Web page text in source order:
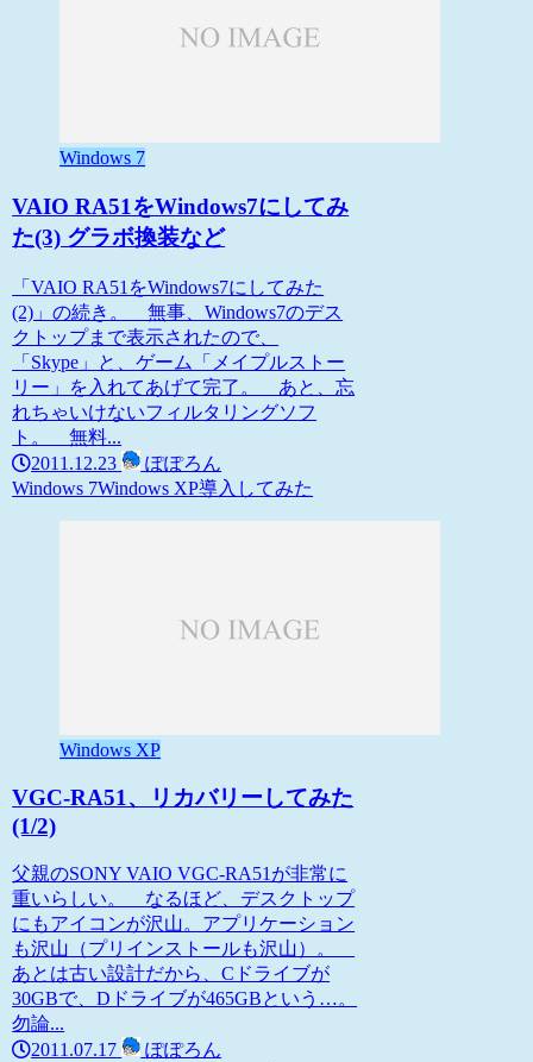
Windows 7
VAIO RA51をWindows7にしてみ
た(3) グラボ換装など
「VAIO RA51をWindows7にしてみた
(2)」の続き。 無事、Windows7のデス
クトップまで表示されたので、
「Skype」と、ゲーム「メイプルストー
リー」を入れてあげて完了。 あと、忘
れちゃいけないフィルタリングソフ
ト。 無料...
2011.12.23
ぽぽろん
Windows 7Windows XP導入してみた
Windows XP
VGC-RA51、リカバリーしてみた
(1/2)
父親のSONY VAIO VGC-RA51が非常に
重いらしい。 なるほど、デスクトップ
にもアイコンが沢山。アプリケーション
も沢山（プリインストールも沢山）。
あとは古い設計だから、Cドライブが
30GBで、Dドライブが465GBという…。
勿論...
2011.07.17
ぽぽろん